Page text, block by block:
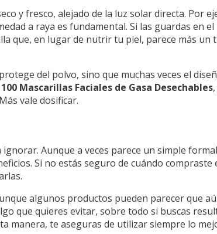
y fresco, alejado de la luz solar directa. Por
a raya es fundamental. Si las guardas en el
que, en lugar de nutrir tu piel, parece más un
del polvo, sino que muchas veces el
100 Mascarillas Faciales de Gasa Desechables,
vale dosificar.
Aunque a veces parece un simple
Si no estás seguro de cuándo compraste
algunos productos pueden parecer que
que quieres evitar, sobre todo si buscas
manera, te aseguras de utilizar siempre lo